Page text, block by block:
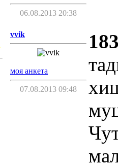
06.08.2013 20:38
vvik
моя анкета
07.08.2013 09:48